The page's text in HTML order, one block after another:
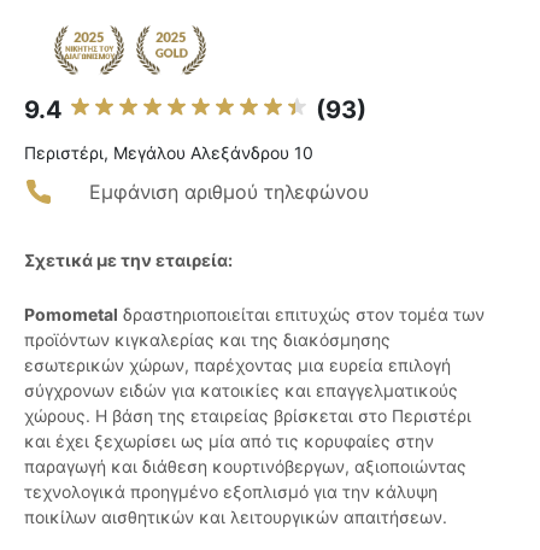
9.4 (93)
Περιστέρι, Μεγάλου Αλεξάνδρου 10
Εμφάνιση αριθμού τηλεφώνου
Σχετικά με την εταιρεία:
Pomometal δραστηριοποιείται επιτυχώς στον τομέα των
προϊόντων κιγκαλερίας και της διακόσμησης
εσωτερικών χώρων, παρέχοντας μια ευρεία επιλογή
σύγχρονων ειδών για κατοικίες και επαγγελματικούς
χώρους. Η βάση της εταιρείας βρίσκεται στο Περιστέρι
και έχει ξεχωρίσει ως μία από τις κορυφαίες στην
παραγωγή και διάθεση κουρτινόβεργων, αξιοποιώντας
τεχνολογικά προηγμένο εξοπλισμό για την κάλυψη
ποικίλων αισθητικών και λειτουργικών απαιτήσεων.